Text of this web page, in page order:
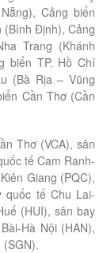
Cảng biển
(Bình Định), Cảng
Trang (Khánh
biển TP. Hồ Chí
(Bà Rịa – Vũng
Cần Thơ (Cần
Thơ (VCA), sân
tế Cam Ranh-
Giang (PQC),
quốc tế Chu Lai-
(HUI), sân bay
Hà Nội (HAN),
(SGN).